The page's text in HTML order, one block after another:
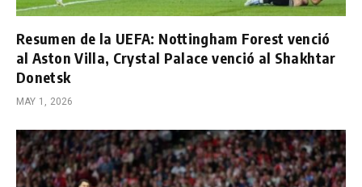
Resumen de la UEFA: Nottingham Forest venció
al Aston Villa, Crystal Palace venció al Shakhtar
Donetsk
MAY 1, 2026